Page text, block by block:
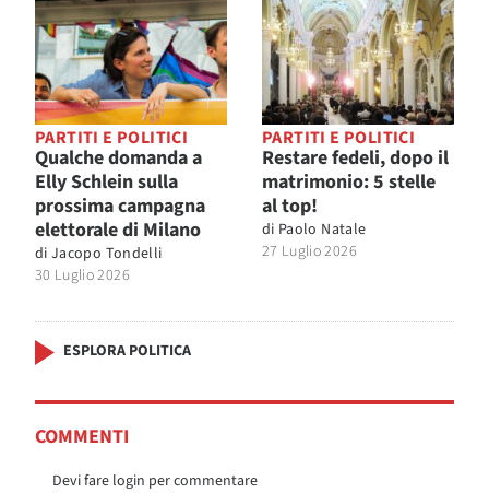
PARTITI E POLITICI
Qualche domanda a
Elly Schlein sulla
prossima campagna
elettorale di Milano
di Jacopo Tondelli
30 Luglio 2026
PARTITI E POLITICI
Restare fedeli, dopo il
matrimonio: 5 stelle
al top!
di Paolo Natale
27 Luglio 2026
ESPLORA POLITICA
COMMENTI
Devi fare login per commentare